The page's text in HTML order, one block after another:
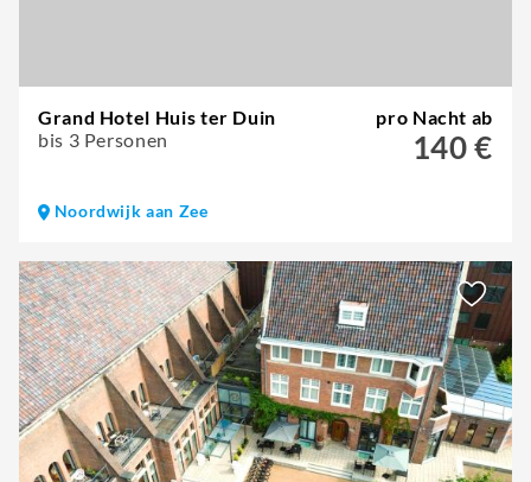
Grand Hotel Huis ter Duin
bis 3 Personen
pro Nacht ab
140 €
Noordwijk aan Zee